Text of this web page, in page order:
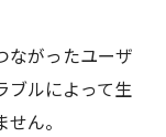
ながったユーザ
ブルによって生
ん。